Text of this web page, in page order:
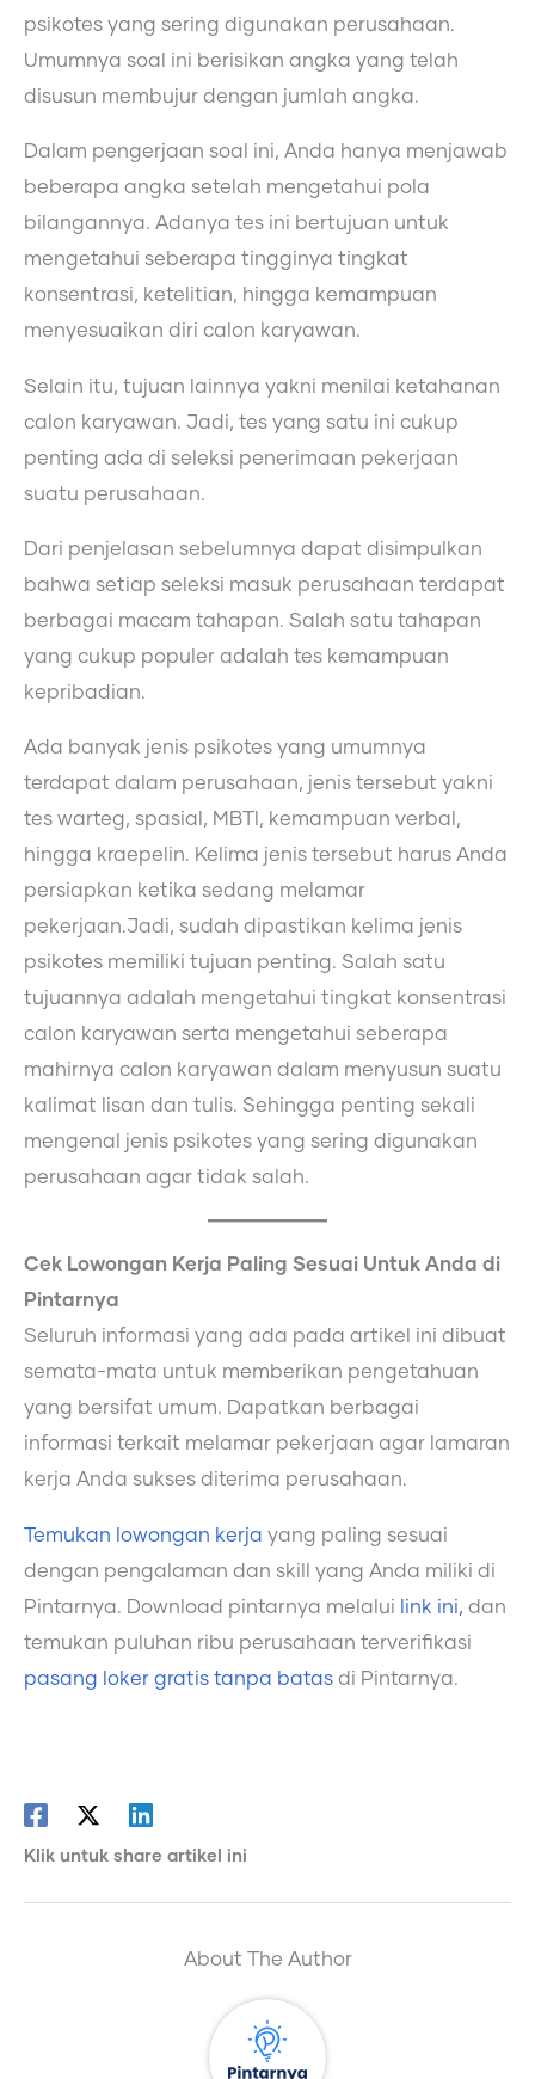
psikotes yang sering digunakan perusahaan.
Umumnya soal ini berisikan angka yang telah
disusun membujur dengan jumlah angka.
Dalam pengerjaan soal ini, Anda hanya menjawab
beberapa angka setelah mengetahui pola
bilangannya. Adanya tes ini bertujuan untuk
mengetahui seberapa tingginya tingkat
konsentrasi, ketelitian, hingga kemampuan
menyesuaikan diri calon karyawan.
Selain itu, tujuan lainnya yakni menilai ketahanan
calon karyawan. Jadi, tes yang satu ini cukup
penting ada di seleksi penerimaan pekerjaan
suatu perusahaan.
Dari penjelasan sebelumnya dapat disimpulkan
bahwa setiap seleksi masuk perusahaan terdapat
berbagai macam tahapan. Salah satu tahapan
yang cukup populer adalah tes kemampuan
kepribadian.
Ada banyak jenis psikotes yang umumnya
terdapat dalam perusahaan, jenis tersebut yakni
tes warteg, spasial, MBTI, kemampuan verbal,
hingga kraepelin. Kelima jenis tersebut harus Anda
persiapkan ketika sedang melamar
pekerjaan.Jadi, sudah dipastikan kelima jenis
psikotes memiliki tujuan penting. Salah satu
tujuannya adalah mengetahui tingkat konsentrasi
calon karyawan serta mengetahui seberapa
mahirnya calon karyawan dalam menyusun suatu
kalimat lisan dan tulis. Sehingga penting sekali
mengenal jenis psikotes yang sering digunakan
perusahaan agar tidak salah.
Cek Lowongan Kerja Paling Sesuai Untuk Anda di
Pintarnya
Seluruh informasi yang ada pada artikel ini dibuat
semata-mata untuk memberikan pengetahuan
yang bersifat umum. Dapatkan berbagai
informasi terkait melamar pekerjaan agar lamaran
kerja Anda sukses diterima perusahaan.
Temukan lowongan kerja yang paling sesuai
dengan pengalaman dan skill yang Anda miliki di
Pintarnya. Download pintarnya melalui
link ini, dan
temukan puluhan ribu perusahaan terverifikasi
pasang loker gratis tanpa batas di Pintarnya.
Klik untuk share artikel ini
About The Author